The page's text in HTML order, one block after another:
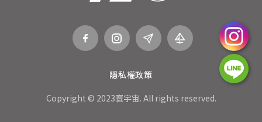
隱私權政策
Copyright © 2023寰宇宙. All rights reserved.